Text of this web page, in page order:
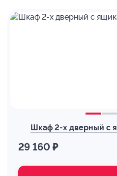
Шкаф 2-х дверный с
29 160 ₽